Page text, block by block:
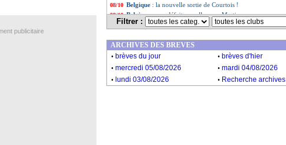
08/10 Belgique : la nouvelle sortie de Courtois !
08/10 Belgique: une défaite cruelle pour Martinez
Liste des brèves du jeu. 7 octobre 2021
Filtrer :
publicitaire
ARCHIVES DES BREVES
. brèves du jour . brèves d'hier
. mercredi 05/08/2026 . mardi 04/08/2026
. lundi 03/08/2026 . Recherche archives